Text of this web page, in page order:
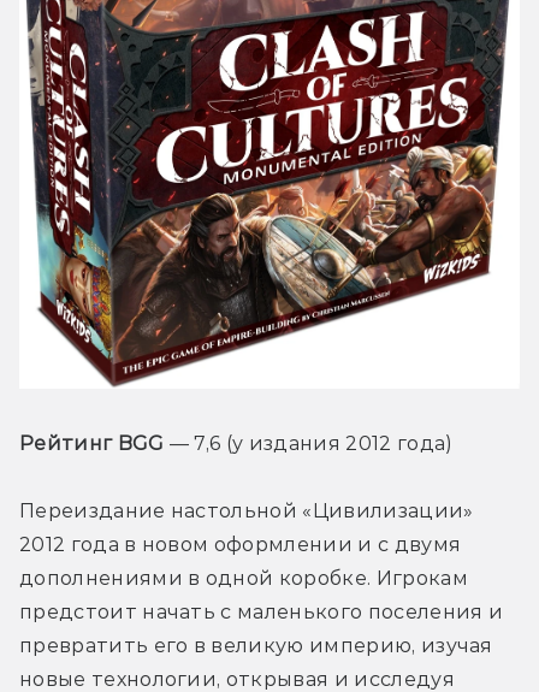
Рейтинг BGG — 7,6 (у издания 2012 года)
Переиздание настольной «Цивилизации»
2012 года в новом оформлении и с двумя
дополнениями в одной коробке. Игрокам
предстоит начать с маленького поселения и
превратить его в великую империю, изучая
новые технологии, открывая и исследуя